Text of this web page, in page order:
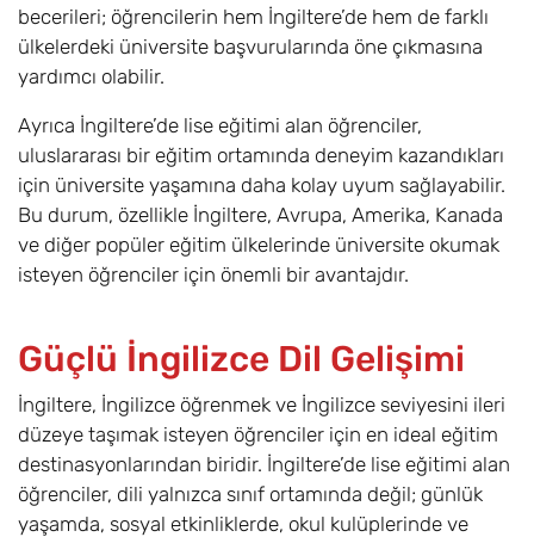
becerileri; öğrencilerin hem İngiltere’de hem de farklı
ülkelerdeki üniversite başvurularında öne çıkmasına
yardımcı olabilir.
Ayrıca İngiltere’de lise eğitimi alan öğrenciler,
uluslararası bir eğitim ortamında deneyim kazandıkları
için üniversite yaşamına daha kolay uyum sağlayabilir.
Bu durum, özellikle İngiltere, Avrupa, Amerika, Kanada
ve diğer popüler eğitim ülkelerinde üniversite okumak
isteyen öğrenciler için önemli bir avantajdır.
Güçlü İngilizce Dil Gelişimi
İngiltere, İngilizce öğrenmek ve İngilizce seviyesini ileri
düzeye taşımak isteyen öğrenciler için en ideal eğitim
destinasyonlarından biridir. İngiltere’de lise eğitimi alan
öğrenciler, dili yalnızca sınıf ortamında değil; günlük
yaşamda, sosyal etkinliklerde, okul kulüplerinde ve